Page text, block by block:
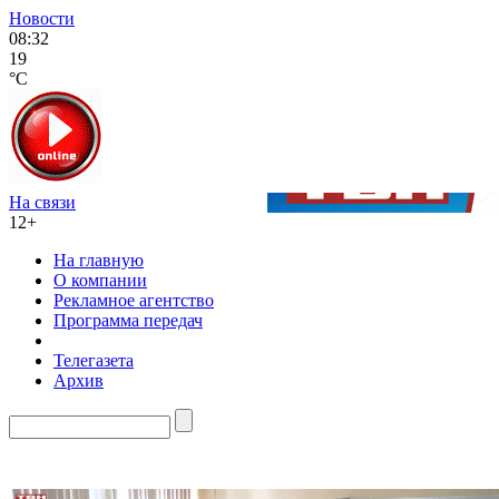
Новости
08:32
19
°C
На связи
12+
На главную
О компании
Рекламное агентство
Программа передач
Телегазета
Архив